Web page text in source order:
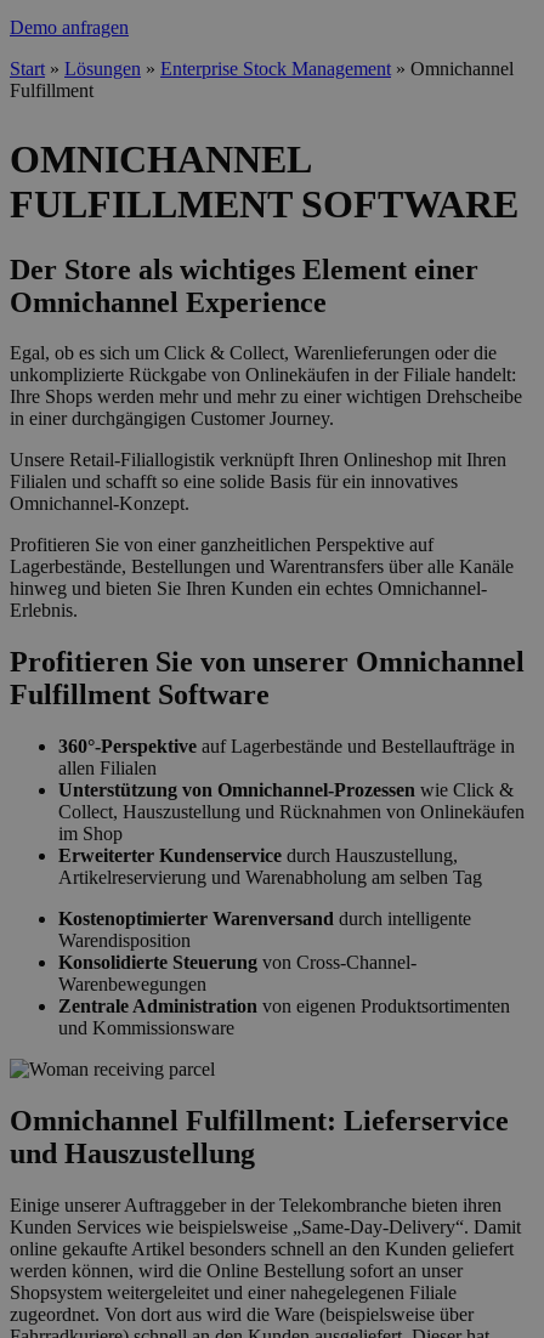
Demo anfragen
Sie sind hier
Start » Lösungen » Enterprise Stock Management » Omnichannel
Fulfillment
OMNICHANNEL
FULFILLMENT SOFTWARE
Der Store als wichtiges Element einer
Omnichannel Experience
Egal, ob es sich um Click & Collect, Warenlieferungen oder die
unkomplizierte Rückgabe von Onlinekäufen in der Filiale handelt:
Ihre Shops werden mehr und mehr zu einer wichtigen Drehscheibe
in einer durchgängigen Customer Journey.
Unsere Retail-Filiallogistik verknüpft Ihren Onlineshop mit Ihren
Filialen und schafft so eine solide Basis für ein innovatives
Omnichannel-Konzept.
Profitieren Sie von einer ganzheitlichen Perspektive auf
Lagerbestände, Bestellungen und Warentransfers über alle Kanäle
hinweg und bieten Sie Ihren Kunden ein echtes Omnichannel-
Erlebnis.
Profitieren Sie von unserer Omnichannel
Fulfillment Software
360°-Perspektive auf Lagerbestände und Bestellaufträge in
allen Filialen
Unterstützung von Omnichannel-Prozessen wie Click &
Collect, Hauszustellung und Rücknahmen von Onlinekäufen
im Shop
Erweiterter Kundenservice durch Hauszustellung,
Artikelreservierung und Warenabholung am selben Tag
Kostenoptimierter Warenversand durch intelligente
Warendisposition
Konsolidierte Steuerung von Cross-Channel-
Warenbewegungen
Zentrale Administration von eigenen Produktsortimenten
und Kommissionsware
Omnichannel Fulfillment: Lieferservice
und Hauszustellung
Einige unserer Auftraggeber in der Telekombranche bieten ihren
Kunden Services wie beispielsweise „Same-Day-Delivery“. Damit
online gekaufte Artikel besonders schnell an den Kunden geliefert
werden können, wird die Online Bestellung sofort an unser
Shopsystem weitergeleitet und einer nahegelegenen Filiale
zugeordnet. Von dort aus wird die Ware (beispielsweise über